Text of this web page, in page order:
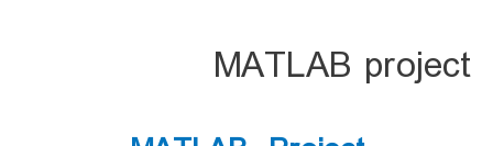
MATLAB project